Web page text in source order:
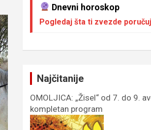
Dnevni horoskop
Pogledaj šta ti zvezde
Najčitanije
OMOLJICA: „Žisel“ od 7. do 9.
kompletan program